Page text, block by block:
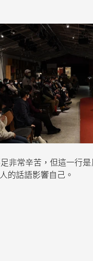
非常辛苦，但這一行
的話語影響自己。